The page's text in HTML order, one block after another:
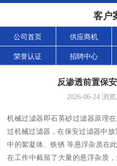
客户
公司首页 供应商机
荣誉认证 招聘中心
反渗透前置保
2026-06-24 浏览
机械过滤器即石英砂过滤器原理
过机械过滤器，在保安过滤器中
中的絮凝体、铁锈 等悬浮杂质在
在工作中截留了大量的悬浮杂质